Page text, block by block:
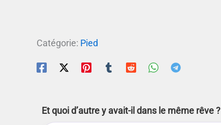
Catégorie: Pied
Et quoi d’autre y avait-il dans le même rêve ?